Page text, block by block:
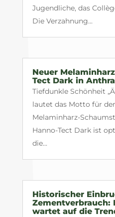
Jugendliche, das
Die Verzahnung...
Neuer
Tect Dark in
Tiefdunkle Schönheit
lautet das Motto für
Melaminharz-
Hanno-Tect Dark ist
die...
Historischer
Zementverbrauch:
wartet auf die